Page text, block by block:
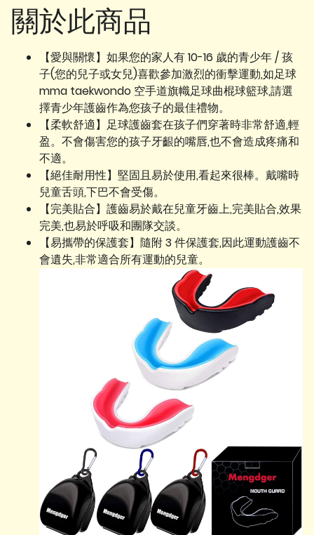
關於此商品
【愛與關懷】如果您的家人有 10-16 歲的青少年 / 孩
子(您的兒子或女兒)喜歡參加激烈的衝擊運動,如足球
mma taekwondo 空手道旗幟足球曲棍球籃球,請選
擇青少年護齒作為您孩子的最佳禮物。
【柔軟舒適】足球護齒套在孩子們穿著時非常舒適,輕
盈。不會傷害您的孩子牙齦的嘴唇,也不會造成疼痛和
不適。
【絕佳耐用性】堅固且易於使用,看起來很棒。戴嘴時
兒童舌頭,下巴不會受傷。
【完美貼合】護齒易於戴在兒童牙齒上,完美貼合,效果
完美,也易於呼吸和團隊交談。
【易攜帶的保護套】隨附 3 件保護套,因此運動護齒不
會遺失,非常適合所有運動的兒童。